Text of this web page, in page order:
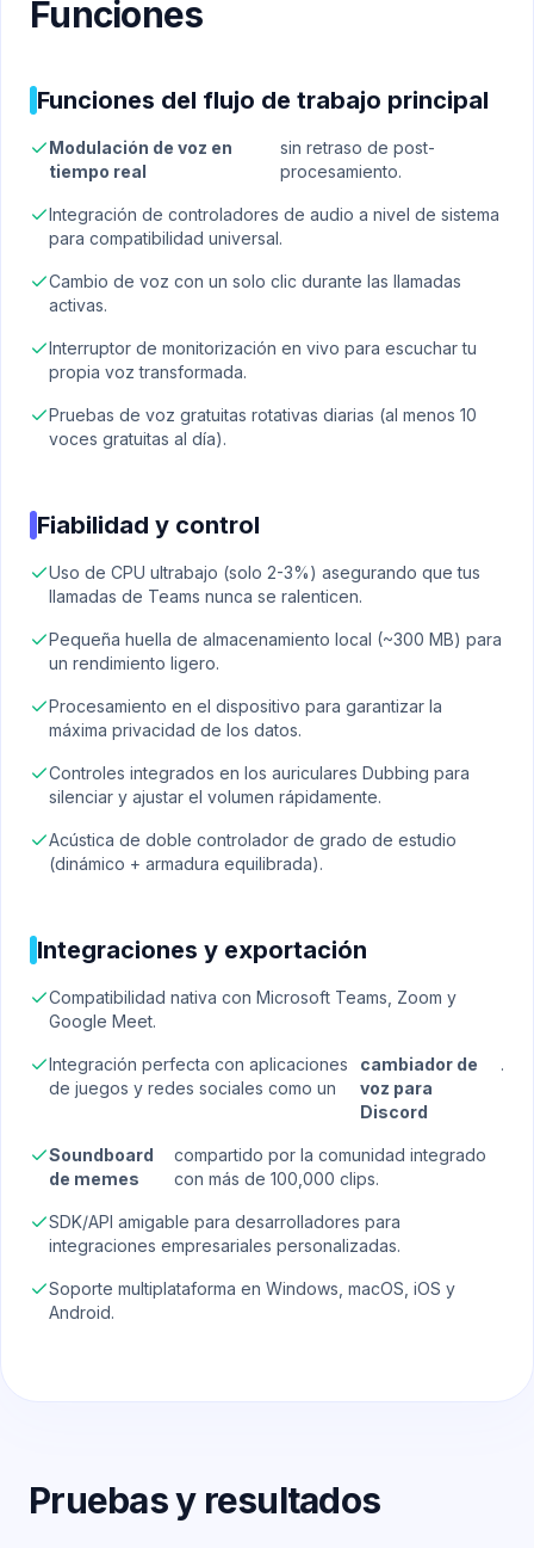
Funciones
Funciones del flujo de trabajo principal
Modulación de voz en
tiempo real
sin retraso de post-
procesamiento.
Integración de controladores de audio a nivel de sistema
para compatibilidad universal.
Cambio de voz con un solo clic durante las llamadas
activas.
Interruptor de monitorización en vivo para escuchar tu
propia voz transformada.
Pruebas de voz gratuitas rotativas diarias (al menos 10
voces gratuitas al día).
Fiabilidad y control
Uso de CPU ultrabajo (solo 2-3%) asegurando que tus
llamadas de Teams nunca se ralenticen.
Pequeña huella de almacenamiento local (~300 MB) para
un rendimiento ligero.
Procesamiento en el dispositivo para garantizar la
máxima privacidad de los datos.
Controles integrados en los auriculares Dubbing para
silenciar y ajustar el volumen rápidamente.
Acústica de doble controlador de grado de estudio
(dinámico + armadura equilibrada).
Integraciones y exportación
Compatibilidad nativa con Microsoft Teams, Zoom y
Google Meet.
Integración perfecta con aplicaciones
de juegos y redes sociales como un
cambiador de
voz para
Discord
.
Soundboard
de memes
compartido por la comunidad integrado
con más de 100,000 clips.
SDK/API amigable para desarrolladores para
integraciones empresariales personalizadas.
Soporte multiplataforma en Windows, macOS, iOS y
Android.
Pruebas y resultados